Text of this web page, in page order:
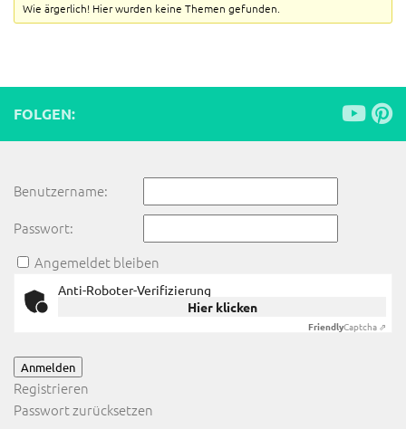
Wie ärgerlich! Hier wurden keine Themen gefunden.
FOLGEN:
Benutzername:
Passwort:
Angemeldet bleiben
Anti-Roboter-Verifizierung
Hier klicken
FriendlyCaptcha ⇗
Anmelden
Registrieren
Passwort zurücksetzen